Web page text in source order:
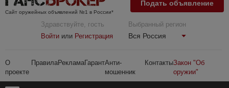
Сайт оружейных объявлений №1 в России*
Здравствуйте, гость
Войти или Регистрация
Выбранный регион
Вся Россия
О
проекте
ПравилаРекламаГарантАнти-
мошенник
КонтактыЗакон "Об
оружии"
Подать объявление